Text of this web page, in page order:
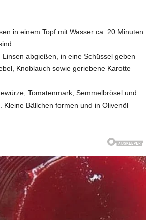
in einem Topf mit Wasser ca. 20 Minuten
abgießen, in eine Schüssel geben
Knoblauch sowie geriebene Karotte
Tomatenmark, Semmelbrösel und
Kleine Bällchen formen und in Olivenöl